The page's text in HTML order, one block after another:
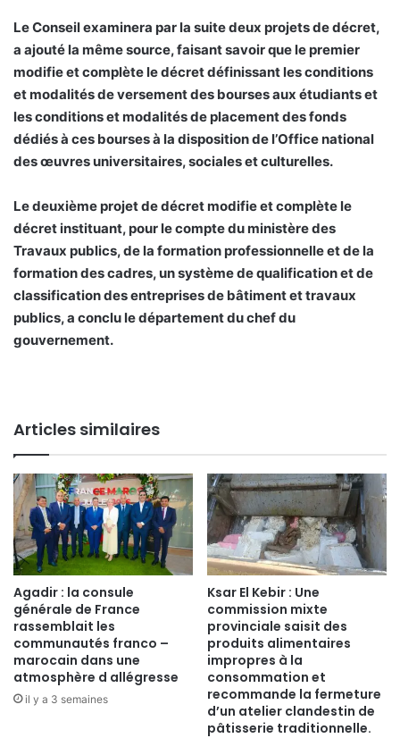
Le Conseil examinera par la suite deux projets de décret,
a ajouté la même source, faisant savoir que le premier
modifie et complète le décret définissant les conditions
et modalités de versement des bourses aux étudiants et
les conditions et modalités de placement des fonds
dédiés à ces bourses à la disposition de l’Office national
des œuvres universitaires, sociales et culturelles.
Le deuxième projet de décret modifie et complète le
décret instituant, pour le compte du ministère des
Travaux publics, de la formation professionnelle et de la
formation des cadres, un système de qualification et de
classification des entreprises de bâtiment et travaux
publics, a conclu le département du chef du
gouvernement.
Articles similaires
Agadir : la consule
générale de France
rassemblait les
communautés franco –
marocain dans une
atmosphère d allégresse
il y a 3 semaines
Ksar El Kebir : Une
commission mixte
provinciale saisit des
produits alimentaires
impropres à la
consommation et
recommande la fermeture
d’un atelier clandestin de
pâtisserie traditionnelle.